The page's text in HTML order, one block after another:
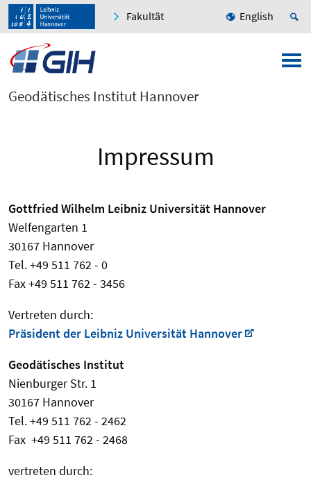
Fakultät English
Geodätisches Institut Hannover
Impressum
Gottfried Wilhelm Leibniz Universität Hannover
Welfengarten 1
30167 Hannover
Tel. +49 511 762 - 0
Fax +49 511 762 - 3456
Vertreten durch:
Präsident der Leibniz Universität Hannover
Geodätisches Institut
Nienburger Str. 1
30167 Hannover
Tel. +49 511 762 - 2462
Fax +49 511 762 - 2468
vertreten durch: